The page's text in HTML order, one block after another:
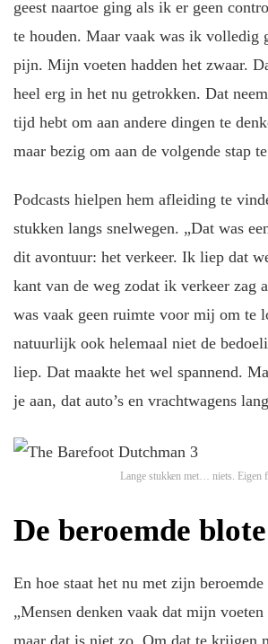
geest naartoe ging als ik er geen
te houden. Maar vaak was ik volledig
pijn. Mijn voeten hadden het zwaar.
heel erg in het nu getrokken. Dat
tijd hebt om aan andere dingen te
maar bezig om aan de volgende stap
Podcasts hielpen hem afleiding te
stukken langs snelwegen. „Dat was
dit avontuur: het verkeer. Ik liep dat
kant van de weg zodat ik verkeer zag
was vaak geen ruimte voor mij om te
natuurlijk ook helemaal niet de
liep. Dat maakte het wel spannend.
je aan, dat auto’s en vrachtwagens
Lange stukken met… niets. Eigen
De beroemde
En hoe staat het nu met zijn
„Mensen denken vaak dat mijn
maar dat is niet zo. Om dat te krijgen